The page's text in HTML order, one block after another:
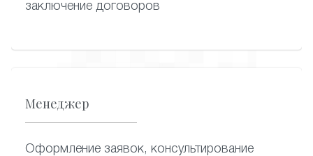
заключение договоров
Менеджер
Оформление заявок, консультирование